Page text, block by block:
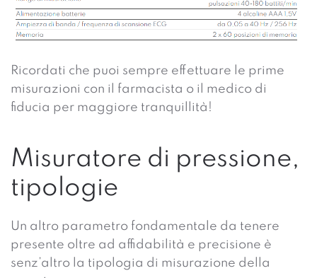
Ricordati che puoi sempre effettuare le prime
misurazioni con il farmacista o il medico di
fiducia per maggiore tranquillità!
Misuratore di pressione,
tipologie
Un altro parametro fondamentale da tenere
presente oltre ad affidabilità e precisione è
senz’altro la tipologia di misurazione della